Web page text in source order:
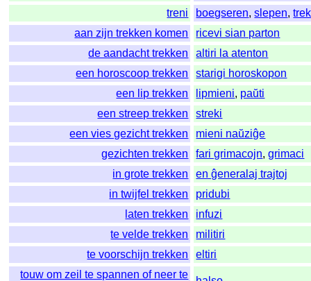
treni
boegseren,slepen,
aan zijn trekken komen
ricevi sian parton
de aandacht trekken
altiri la atenton
een horoscoop trekken
starigi horoskopon
een lip trekken
lipmieni, paŭti
een streep trekken
streki
een vies gezicht trekken
mieni naŭziĝe
gezichten trekken
fari grimacojn,grimaci
in grote trekken
en ĝeneralaj trajtoj
in twijfel trekken
pridubi
laten trekken
infuzi
te velde trekken
militiri
te voorschijn trekken
eltiri
touw om zeil te spannen of neer te